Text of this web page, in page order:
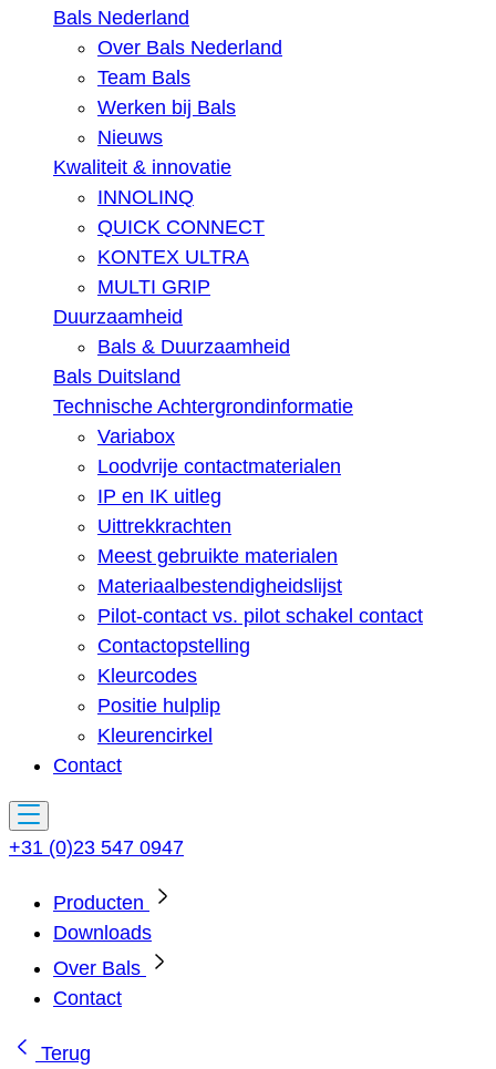
Bals Nederland
Over Bals Nederland
Team Bals
Werken bij Bals
Nieuws
Kwaliteit & innovatie
INNOLINQ
QUICK CONNECT
KONTEX ULTRA
MULTI GRIP
Duurzaamheid
Bals & Duurzaamheid
Bals Duitsland
Technische Achtergrondinformatie
Variabox
Loodvrije contactmaterialen
IP en IK uitleg
Uittrekkrachten
Meest gebruikte materialen
Materiaalbestendigheidslijst
Pilot-contact vs. pilot schakel contact
Contactopstelling
Kleurcodes
Positie hulplip
Kleurencirkel
Contact
+31 (0)23 547 0947
Producten
Downloads
Over Bals
Contact
Terug